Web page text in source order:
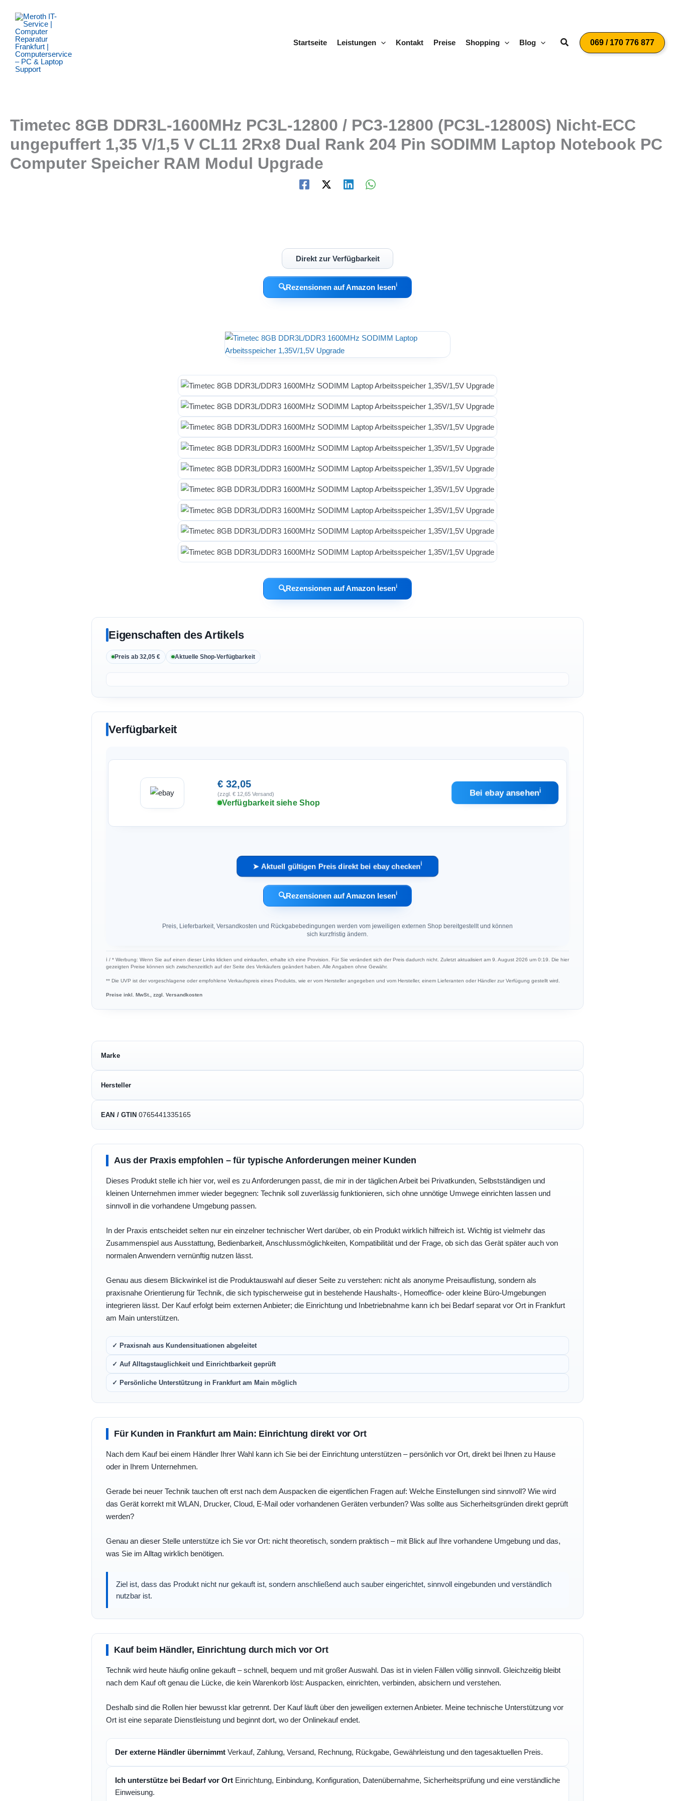
Inhalt
springen
Startseite
Leistungen Kontakt Preise Shopping Blog Suchen069 / 170 776 877
Timetec 8GB DDR3L-1600MHz PC3L-12800 / PC3-12800 (PC3L-12800S) Nicht-ECC
ungepuffert 1,35 V/1,5 V CL11 2Rx8 Dual Rank 204 Pin SODIMM Laptop Notebook PC
Computer Speicher RAM Modul Upgrade
Direkt zur Verfügbarkeit
🔍Rezensionen auf Amazon lesenℹ︎
🔍Rezensionen auf Amazon lesenℹ︎
Eigenschaften des Artikels
Preis ab 32,05 € Aktuelle Shop-Verfügbarkeit
Verfügbarkeit
€ 32,05
(zzgl. € 12,65 Versand)
Verfügbarkeit siehe Shop
Bei ebay ansehenℹ︎
➤ Aktuell gültigen Preis direkt bei ebay checkenℹ︎
🔍Rezensionen auf Amazon lesenℹ︎
Preis, Lieferbarkeit, Versandkosten und Rückgabebedingungen werden vom jeweiligen externen Shop bereitgestellt und können
sich kurzfristig ändern.
ℹ︎ / * Werbung: Wenn Sie auf einen dieser Links klicken und einkaufen, erhalte ich eine Provision. Für Sie verändert sich der Preis dadurch nicht. Zuletzt aktualisiert am 9. August 2026 um 0:19. Die hier
gezeigten Preise können sich zwischenzeitlich auf der Seite des Verkäufers geändert haben. Alle Angaben ohne Gewähr.
** Die UVP ist der vorgeschlagene oder empfohlene Verkaufspreis eines Produkts, wie er vom Hersteller angegeben und vom Hersteller, einem Lieferanten oder Händler zur Verfügung gestellt wird.
Preise inkl. MwSt., zzgl. Versandkosten
Marke
Hersteller
EAN / GTIN 0765441335165
Aus der Praxis empfohlen – für typische Anforderungen meiner Kunden
Dieses Produkt stelle ich hier vor, weil es zu Anforderungen passt, die mir in der täglichen Arbeit bei Privatkunden, Selbstständigen und
kleinen Unternehmen immer wieder begegnen: Technik soll zuverlässig funktionieren, sich ohne unnötige Umwege einrichten lassen und
sinnvoll in die vorhandene Umgebung passen.
In der Praxis entscheidet selten nur ein einzelner technischer Wert darüber, ob ein Produkt wirklich hilfreich ist. Wichtig ist vielmehr das
Zusammenspiel aus Ausstattung, Bedienbarkeit, Anschlussmöglichkeiten, Kompatibilität und der Frage, ob sich das Gerät später auch von
normalen Anwendern vernünftig nutzen lässt.
Genau aus diesem Blickwinkel ist die Produktauswahl auf dieser Seite zu verstehen: nicht als anonyme Preisauflistung, sondern als
praxisnahe Orientierung für Technik, die sich typischerweise gut in bestehende Haushalts-, Homeoffice- oder kleine Büro-Umgebungen
integrieren lässt. Der Kauf erfolgt beim externen Anbieter; die Einrichtung und Inbetriebnahme kann ich bei Bedarf separat vor Ort in Frankfurt
am Main unterstützen.
✓ Praxisnah aus Kundensituationen abgeleitet
✓ Auf Alltagstauglichkeit und Einrichtbarkeit geprüft
✓ Persönliche Unterstützung in Frankfurt am Main möglich
Für Kunden in Frankfurt am Main: Einrichtung direkt vor Ort
Nach dem Kauf bei einem Händler Ihrer Wahl kann ich Sie bei der Einrichtung unterstützen – persönlich vor Ort, direkt bei Ihnen zu Hause
oder in Ihrem Unternehmen.
Gerade bei neuer Technik tauchen oft erst nach dem Auspacken die eigentlichen Fragen auf: Welche Einstellungen sind sinnvoll? Wie wird
das Gerät korrekt mit WLAN, Drucker, Cloud, E-Mail oder vorhandenen Geräten verbunden? Was sollte aus Sicherheitsgründen direkt geprüft
werden?
Genau an dieser Stelle unterstütze ich Sie vor Ort: nicht theoretisch, sondern praktisch – mit Blick auf Ihre vorhandene Umgebung und das,
was Sie im Alltag wirklich benötigen.
Ziel ist, dass das Produkt nicht nur gekauft ist, sondern anschließend auch sauber eingerichtet, sinnvoll eingebunden und verständlich
nutzbar ist.
Kauf beim Händler, Einrichtung durch mich vor Ort
Technik wird heute häufig online gekauft – schnell, bequem und mit großer Auswahl. Das ist in vielen Fällen völlig sinnvoll. Gleichzeitig bleibt
nach dem Kauf oft genau die Lücke, die kein Warenkorb löst: Auspacken, einrichten, verbinden, absichern und verstehen.
Deshalb sind die Rollen hier bewusst klar getrennt. Der Kauf läuft über den jeweiligen externen Anbieter. Meine technische Unterstützung vor
Ort ist eine separate Dienstleistung und beginnt dort, wo der Onlinekauf endet.
Der externe Händler übernimmt Verkauf, Zahlung, Versand, Rechnung, Rückgabe, Gewährleistung und den tagesaktuellen Preis.
Ich unterstütze bei Bedarf vor Ort Einrichtung, Einbindung, Konfiguration, Datenübernahme, Sicherheitsprüfung und eine verständliche
Einweisung.